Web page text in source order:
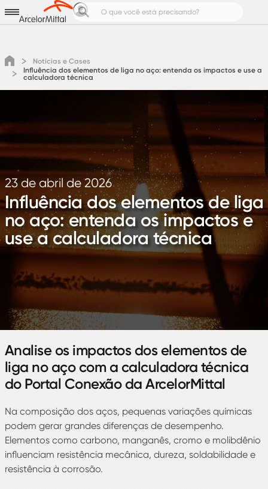
Notícias e Cases
Calculadoras de Aço
Pedreiro Top
Notícias e Cases
Influência dos elementos de liga no aço: entenda os impactos e use a
calculadora técnica
23 de abril de 2026
Influência dos elementos de liga
no aço: entenda os impactos e
use a calculadora técnica
Analise os impactos dos elementos de
liga no aço com a calculadora técnica
do Portal Conexão da ArcelorMittal
Na composição dos aços, pequenas variações químicas
podem gerar grandes diferenças de desempenho.
Elementos como carbono, manganês, cromo e molibdênio
influenciam resistência mecânica, dureza, soldabilidade e
resistência à corrosão.